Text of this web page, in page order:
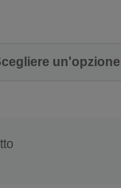
un'opzione